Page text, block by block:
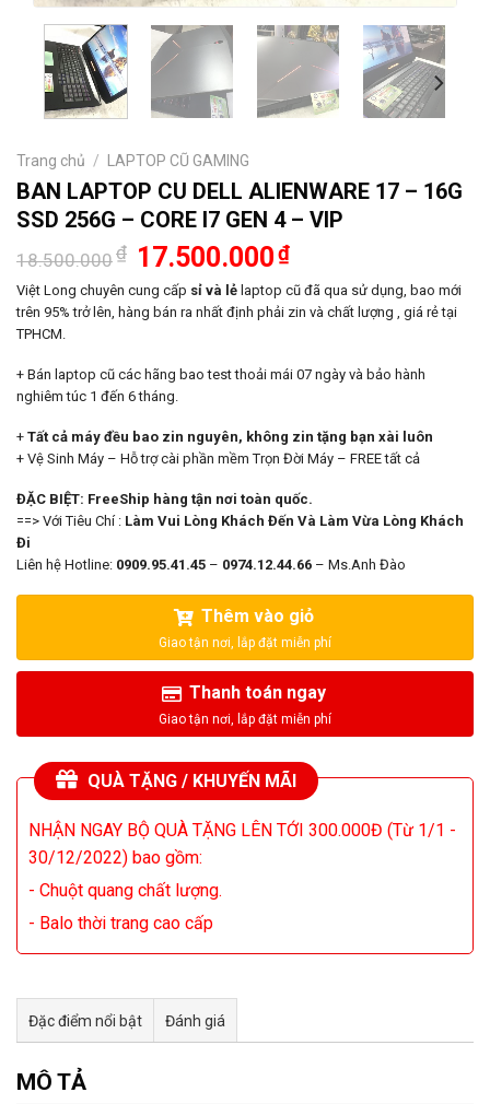
Trang chủ / LAPTOP CŨ GAMING
BAN LAPTOP CU DELL ALIENWARE 17 – 16G
SSD 256G – CORE I7 GEN 4 – VIP
18.500.000₫ Giá
gốc
là:
18.500.000₫.
17.500.000₫Giá
tại
là:
17.500.000₫.
Việt Long chuyên cung cấp sỉ và lẻ laptop cũ đã qua sử dụng, bao mới
trên 95% trở lên, hàng bán ra nhất định phải zin và chất lượng , giá rẻ tại
TPHCM.
+ Bán laptop cũ các hãng bao test thoải mái 07 ngày và bảo hành
nghiêm túc 1 đến 6 tháng.
+ Tất cả máy đều bao zin nguyên, không zin tặng bạn xài luôn
+ Vệ Sinh Máy – Hỗ trợ cài phần mềm Trọn Đời Máy – FREE tất cả
ĐẶC BIỆT: FreeShip hàng tận nơi toàn quốc.
==> Với Tiêu Chí : Làm Vui Lòng Khách Đến Và Làm Vừa Lòng Khách
Đi
Liên hệ Hotline: 0909.95.41.45 – 0974.12.44.66 – Ms.Anh Đào
Thêm vào giỏ
Thanh toán ngay
QUÀ TẶNG / KHUYẾN MÃI
NHẬN NGAY BỘ QUÀ TẶNG LÊN TỚI 300.000Đ (Từ 1/1 -
30/12/2022) bao gồm:
- Chuột quang chất lượng.
- Balo thời trang cao cấp
Đặc điểm nổi bật Đánh giá
Tư vấn & bán hàng qua Facebook
MÔ TẢ